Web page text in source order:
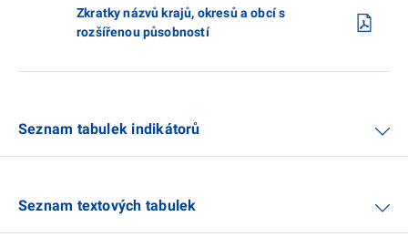
Zkratky názvů krajů, okresů a obcí s
rozšířenou působností
Seznam tabulek indikátorů
Seznam textových tabulek